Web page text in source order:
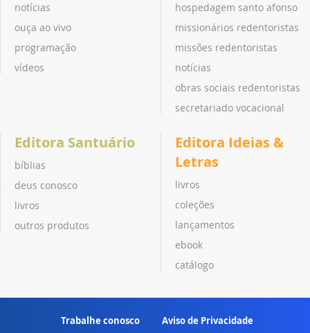
notícias
ouça ao vivo
programação
vídeos
hospedagem santo afonso
missionários redentoristas
missões redentoristas
notícias
obras sociais redentoristas
secretariado vocacional
Editora Santuário
bíblias
deus conosco
livros
outros produtos
Editora Ideias &
Letras
livros
coleções
lançamentos
ebook
catálogo
Trabalhe conosco Aviso de Privacidade